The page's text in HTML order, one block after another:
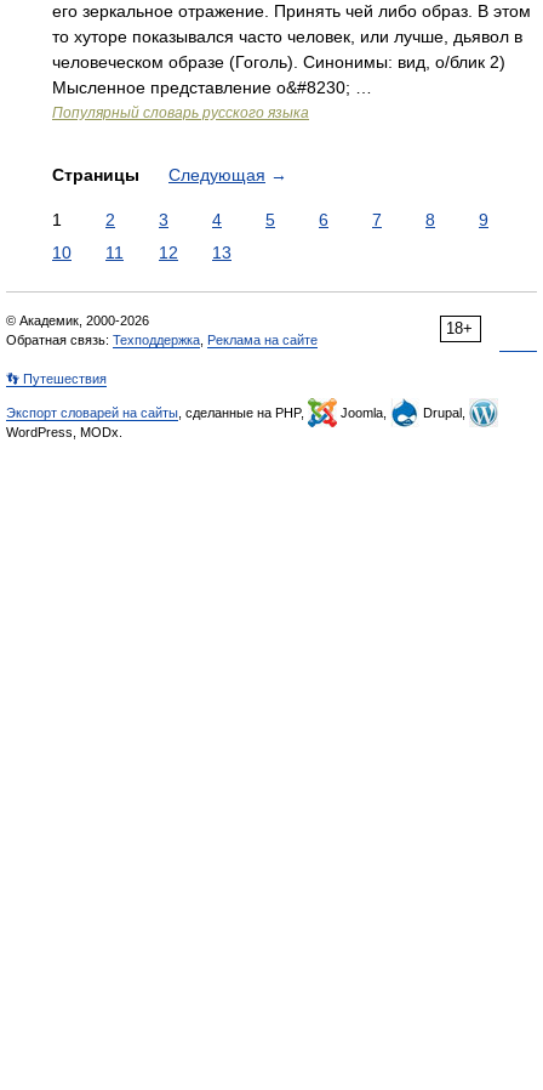
его зеркальное отражение. Принять чей либо образ. В этом
то хуторе показывался часто человек, или лучше, дьявол в
человеческом образе (Гоголь). Синонимы: вид, о/блик 2)
Мысленное представление о&#8230; …
Популярный словарь русского языка
Страницы Следующая →
1 2 3 4 5 6 7 8
9
10
11 12 13
18+
© Академик, 2000-2026
Обратная связь: Техподдержка Реклама на сайте
👣 Путешествия
Экспорт словарей на сайты , сделанные на PHP, Joomla,
Drupal,
WordPress, MODx.